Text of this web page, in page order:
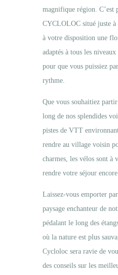
magnifique région. C’est
CYCLOLOC situé juste à
à votre disposition une
adaptés à tous les
pour que vous puissiez
rythme.
Que vous souhaitiez
long de nos splendides
pistes de VTT
rendre au village voisin
charmes, les vélos sont à
rendre votre séjour
Laissez-vous emporter
paysage enchanteur de
pédalant le long des
où la nature est plus
Cycloloc sera ravie de
des conseils sur les